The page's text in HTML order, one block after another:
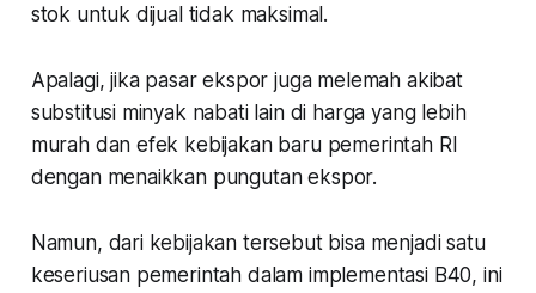
stok untuk dijual tidak maksimal.
Apalagi, jika pasar ekspor juga melemah akibat
substitusi minyak nabati lain di harga yang lebih
murah dan efek kebijakan baru pemerintah RI
dengan menaikkan pungutan ekspor.
Namun, dari kebijakan tersebut bisa menjadi satu
keseriusan pemerintah dalam implementasi B40, ini